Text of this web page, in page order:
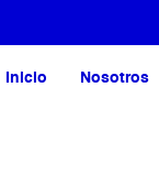
Inicio Nosotros